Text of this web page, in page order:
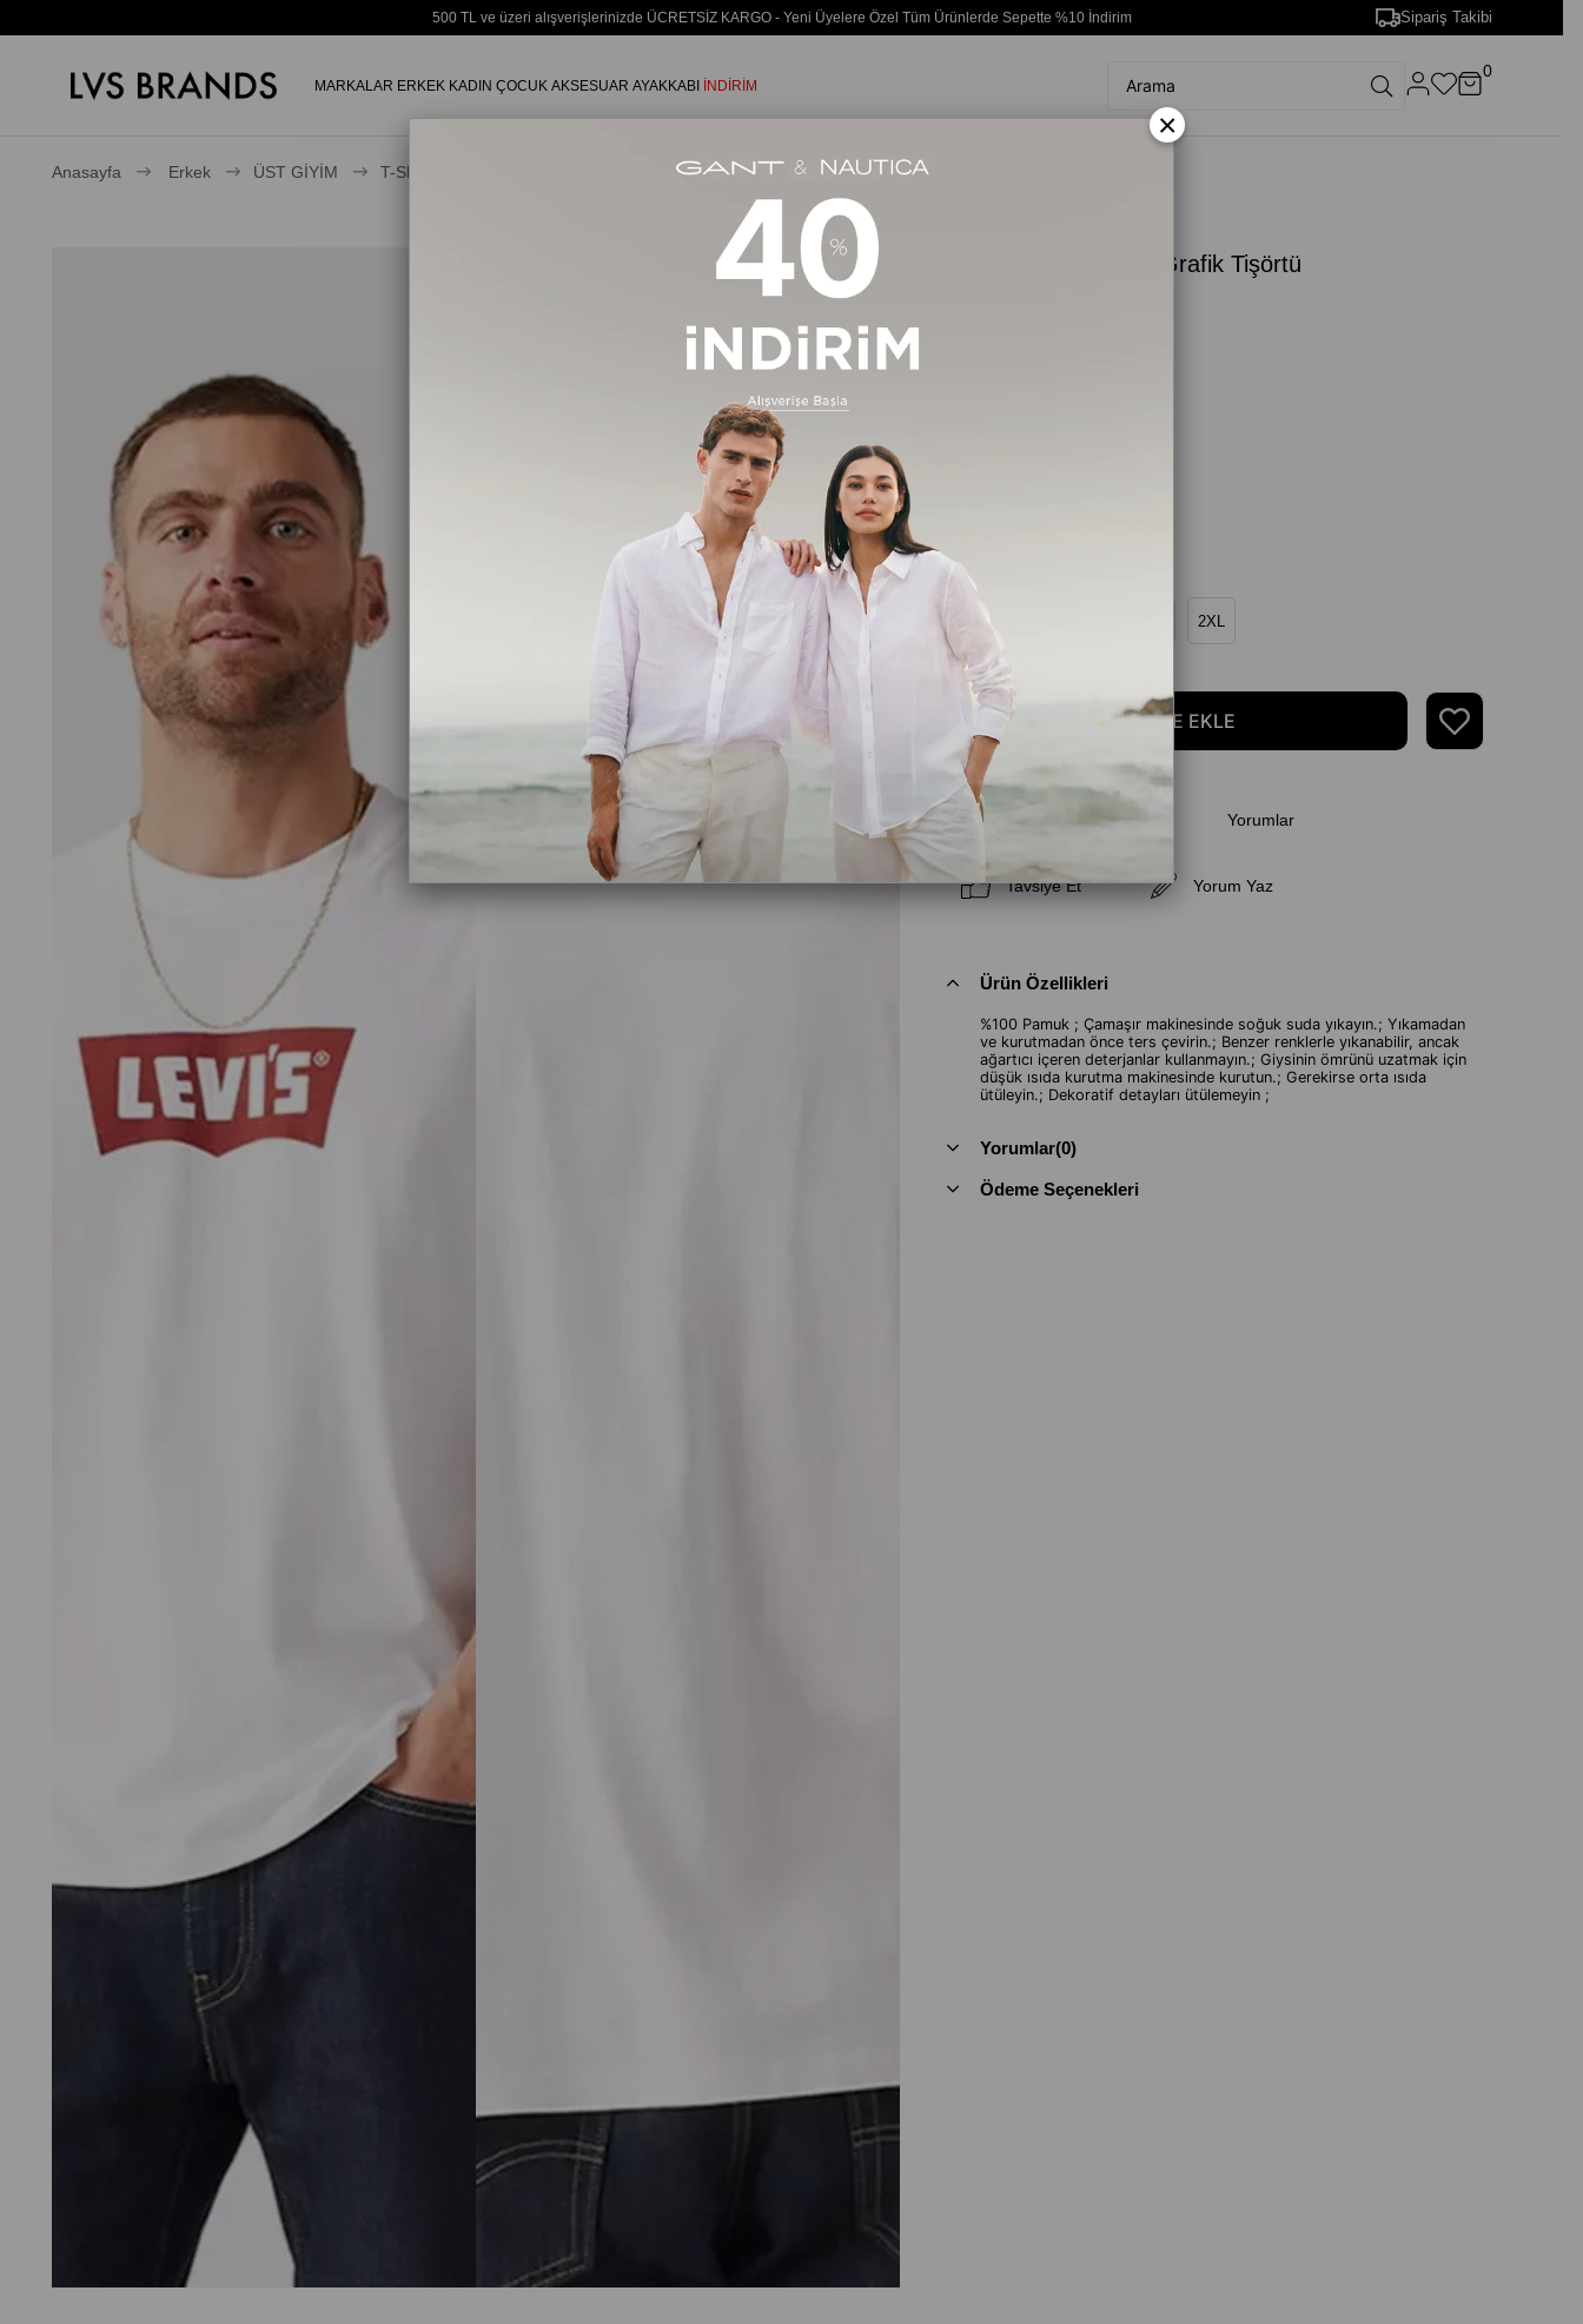
500 TL ve üzeri alışverişlerinizde ÜCRETSİZ KARGO - Yeni Üyelere Özel Tüm Ürünlerde Sepette %10 İndirim Sipariş Takibi
MARKALAR ERKEK KADIN ÇOCUK AKSESUAR AYAKKABI İNDİRİM
0
Anasayfa Erkek ÜST GİYİM T-Shirt ® Erkek Vintage Fıt Grafik Tişörtü
® Erkek Vintage Fıt Grafik Tişörtü
Beden
2XL
Fiyat Düşünce Haber Ver Yorumlar
Tavsiye Et Yorum Yaz
Ürün Özellikleri
%100 Pamuk ; Çamaşır makinesinde soğuk suda yıkayın.; Yıkamadan
ve kurutmadan önce ters çevirin.; Benzer renklerle yıkanabilir, ancak
ağartıcı içeren deterjanlar kullanmayın.; Giysinin ömrünü uzatmak için
düşük ısıda kurutma makinesinde kurutun.; Gerekirse orta ısıda
ütüleyin.; Dekoratif detayları ütülemeyin ;
Yorumlar(0)
Ödeme Seçenekleri
×